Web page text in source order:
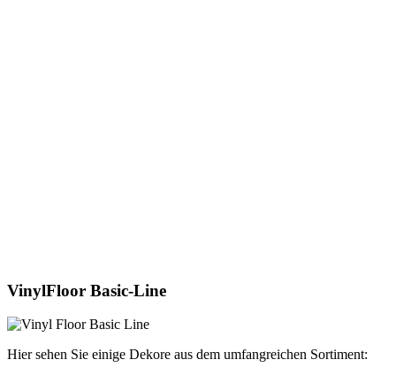
VinylFloor Basic-Line
Hier sehen Sie einige Dekore aus dem umfangreichen Sortiment: